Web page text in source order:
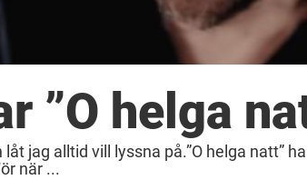
”O helga
jag alltid vill lyssna på.”O helga natt”
när ...